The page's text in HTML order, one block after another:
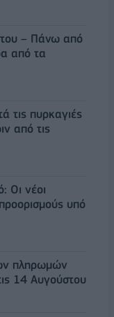
– Πάνω από
από τα
τις πυρκαγιές
από τις
Οι νέοι
υπό
πληρωμών
14 Αυγούστου